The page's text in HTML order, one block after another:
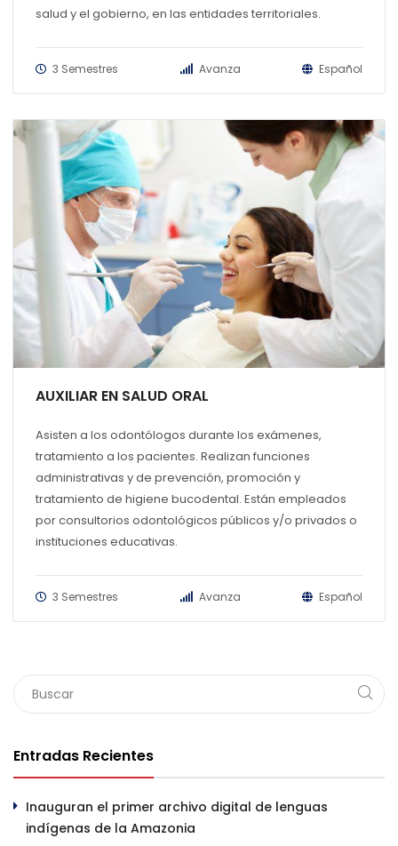
salud y el gobierno, en las entidades territoriales.
3 Semestres Avanza Español
AUXILIAR EN SALUD ORAL
Asisten a los odontólogos durante los exámenes,
tratamiento a los pacientes. Realizan funciones
administrativas y de prevención, promoción y
tratamiento de higiene bucodental. Están empleados
por consultorios odontológicos públicos y/o privados o
instituciones educativas.
3 Semestres Avanza Español
Entradas Recientes
Inauguran el primer archivo digital de lenguas
indígenas de la Amazonia